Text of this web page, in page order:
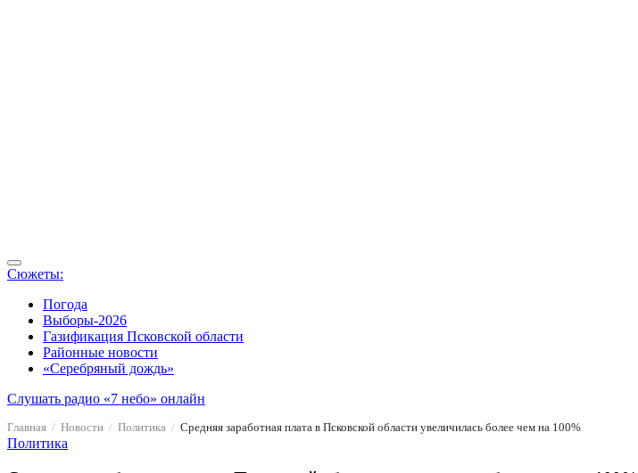
Сюжеты:
Погода
Выборы-2026
Газификация Псковской области
Районные новости
«Серебряный дождь»
Слушать радио «7 небо» онлайн
Главная Новости Политика Средняя заработная плата в Псковской области увеличилась более чем на 100%
Политика